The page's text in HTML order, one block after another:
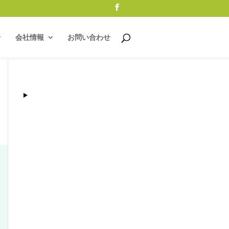
会社情報 お問い合わせ